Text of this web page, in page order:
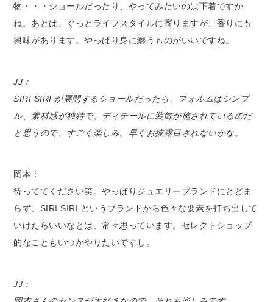
物・・・ショールだったり、やってみたいのは下着ですか
ね。あとは、ぐっとライフスタイルに寄りますが、香りにも
興味があります。やっぱり身に纏うものがいいですね。
JJ：
SIRI SIRI が展開するショールだったら、フォルムはシンプ
ル、素材感が独特で、ディテールに装飾が施されているのだ
と思うので、すごく楽しみ。早くお披露目されないかな。
岡本：
待っててください笑。やっぱりジュエリーブランドにとどま
らず、SIRI SIRI というブランドから色々な要素を打ち出して
いけたらいいなとは、常々思っています。セレクトショップ
的なこともいつかやりたいですし。
JJ：